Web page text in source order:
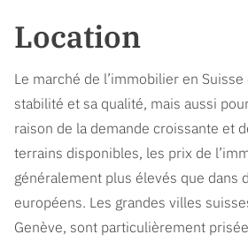
Location
Le marché de l’immobilier en
stabilité et sa qualité, mais aussi
raison de la demande croissante et
terrains disponibles, les prix de
généralement plus élevés que dans
européens. Les grandes villes
Genève, sont particulièrement